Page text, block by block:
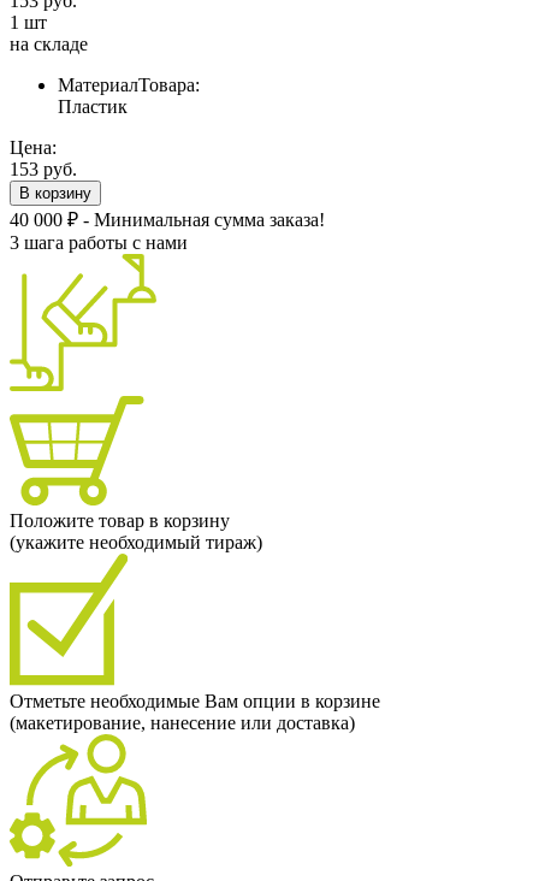
1 шт
на складе
МатериалТовара:
Пластик
Цена:
153 руб.
В корзину
40 000 ₽ - Минимальная сумма заказа!
3 шага работы с нами
Положите товар в корзину
(укажите необходимый тираж)
Отметьте необходимые Вам опции в корзине
(макетирование, нанесение или доставка)